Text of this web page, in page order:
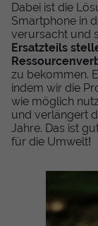
Dabei ist die
Smartphone in
verursacht und
Ersatzteils
zu bekommen.
indem wir die
wie möglich
und verlängert
Jahre. Das ist
für die Umwelt!